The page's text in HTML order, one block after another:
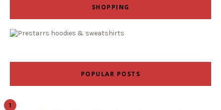
SHOPPING
POPULAR POSTS